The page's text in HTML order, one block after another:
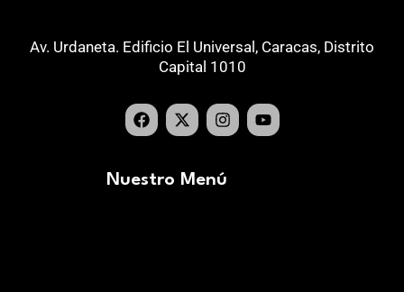
Av. Urdaneta. Edificio El Universal, Caracas, Distrito
Capital 1010
Nuestro Menú